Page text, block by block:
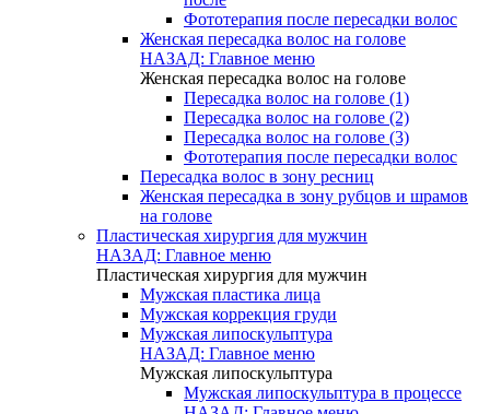
Фототерапия после пересадки волос
Женская пересадка волос на голове
НАЗАД: Главное меню
Женская пересадка волос на голове
Пересадка волос на голове (1)
Пересадка волос на голове (2)
Пересадка волос на голове (3)
Фототерапия после пересадки волос
Пересадка волос в зону ресниц
Женская пересадка в зону рубцов и шрамов
на голове
Пластическая хирургия для мужчин
НАЗАД: Главное меню
Пластическая хирургия для мужчин
Мужская пластика лица
Мужская коррекция груди
Мужская липоскульптура
НАЗАД: Главное меню
Мужская липоскульптура
Мужская липоскульптура в процессе